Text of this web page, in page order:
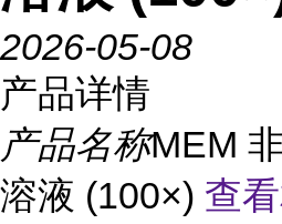
2026-05-08
产品详情
产品名称MEM
溶液 (100×) 查